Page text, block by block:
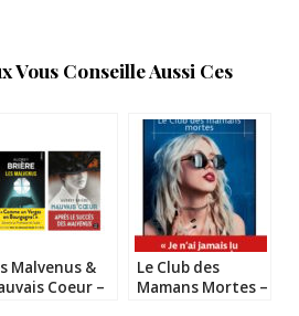
Vous Conseille Aussi Ces
Malvenus &
Coeur –
Le Club des
Mamans Mortes –